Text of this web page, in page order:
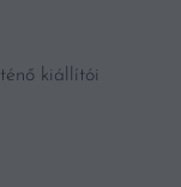
kiállítói